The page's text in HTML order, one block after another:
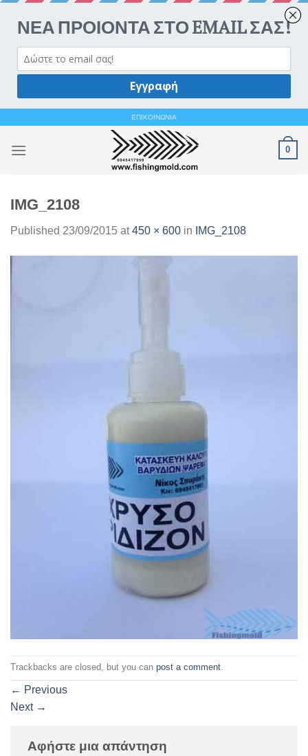
content
ΕΠΙΚΟΙΝΩΝΙΑ
0
IMG_2108
Published 23/09/2015 at450 × 600 in IMG_2108
Trackbacks are closed, but you can post a comment
← Previous
Next →
Αφήστε μια απάντηση